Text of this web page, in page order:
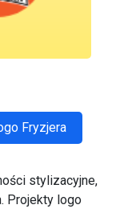
Fryzjera
stylizacyjne,
Projekty logo